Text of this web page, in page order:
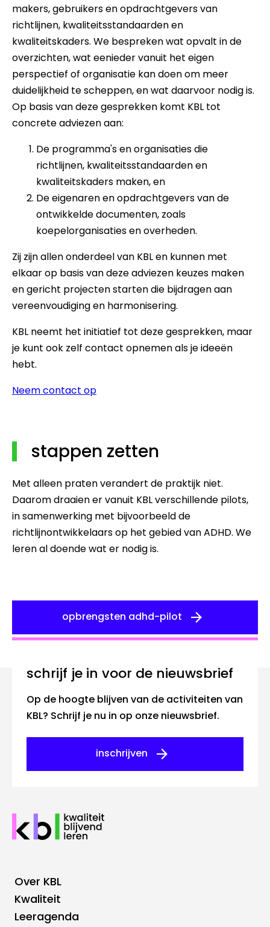
makers, gebruikers en opdrachtgevers van
richtlijnen, kwaliteitsstandaarden en
kwaliteitskaders. We bespreken wat opvalt in de
overzichten, wat eenieder vanuit het eigen
perspectief of organisatie kan doen om meer
duidelijkheid te scheppen, en wat daarvoor nodig is.
Op basis van deze gesprekken komt KBL tot
concrete adviezen aan:
De programma's en organisaties die
richtlijnen, kwaliteitsstandaarden en
kwaliteitskaders maken, en
De eigenaren en opdrachtgevers van de
ontwikkelde documenten, zoals
koepelorganisaties en overheden.
Zij zijn allen onderdeel van KBL en kunnen met
elkaar op basis van deze adviezen keuzes maken
en gericht projecten starten die bijdragen aan
vereenvoudiging en harmonisering.
KBL neemt het initiatief tot deze gesprekken, maar
je kunt ook zelf contact opnemen als je ideeën
hebt.
Neem contact op
stappen zetten
Met alleen praten verandert de praktijk niet.
Daarom draaien er vanuit KBL verschillende pilots,
in samenwerking met bijvoorbeeld de
richtlijnontwikkelaars op het gebied van ADHD. We
leren al doende wat er nodig is.
opbrengsten adhd-pilot
Schrijf je in voor de nieuwsbrief
Op de hoogte blijven van de activiteiten van
KBL? Schrijf je nu in op onze nieuwsbrief.
inschrijven
Footer
Hoofdnavigatie
Over KBL
Kwaliteit
Leeragenda